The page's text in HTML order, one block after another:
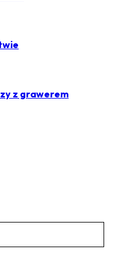
z grawerem